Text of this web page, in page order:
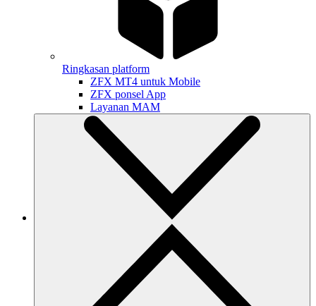
Ringkasan platform
ZFX MT4 untuk Mobile
ZFX ponsel App
Layanan MAM